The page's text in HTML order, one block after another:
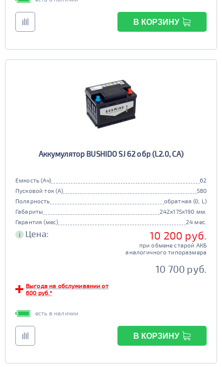
В КОРЗИНУ
Аккумулятор BUSHIDO SJ 62 обр (L2.0, CA)
Емкость (Ач)
62
Пусковой ток (А)
580
Полярность
обратная (0, L)
Габариты
242x175x190 мм.
Гарантия (мес)
24 мес.
i Цена: 10 200 руб.
при обмене старой АКБ
аналогичного типоразмера
10 700 руб.
Выгода на обслуживании от
600 руб.*
есть в наличии
В КОРЗИНУ